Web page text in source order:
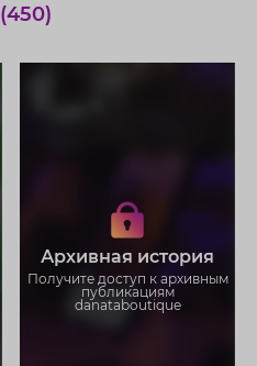
(450)
Архивная история
Получите доступ к архивным
публикациям
danataboutique
Получите доступ к архивным
историям danataboutique
Не отвлекайтесь на рекламу
Загружайте истории без
ограничений